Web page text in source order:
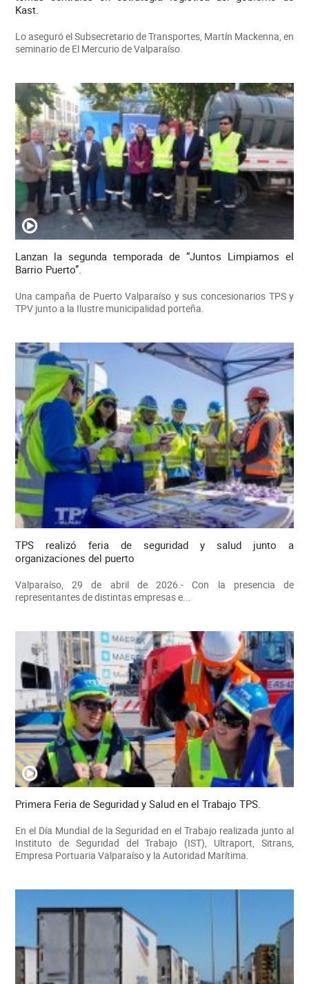
Kast.
Lo aseguró el Subsecretario de Transportes, Martín Mackenna, en
seminario de El Mercurio de Valparaíso.
Lanzan la segunda temporada de “Juntos Limpiamos el
Barrio Puerto”.
Una campaña de Puerto Valparaíso y sus concesionarios TPS y
TPV junto a la Ilustre municipalidad porteña.
TPS realizó feria de seguridad y salud junto a
organizaciones del puerto
Valparaíso, 29 de abril de 2026.- Con la presencia de
representantes de distintas empresas e...
Primera Feria de Seguridad y Salud en el Trabajo TPS.
En el Día Mundial de la Seguridad en el Trabajo realizada junto al
Instituto de Seguridad del Trabajo (IST), Ultraport, Sitrans,
Empresa Portuaria Valparaíso y la Autoridad Marítima.